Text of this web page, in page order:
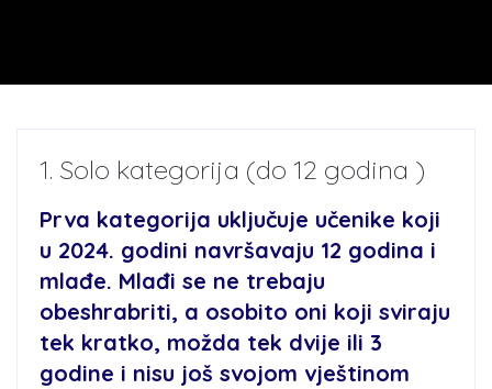
1. Solo kategorija (do 12 godina )
Prva kategorija uključuje učenike koji
u 2024. godini navršavaju 12 godina i
mlađe. Mlađi se ne trebaju
obeshrabriti, a osobito oni koji sviraju
tek kratko, možda tek dvije ili 3
godine i nisu još svojom vještinom